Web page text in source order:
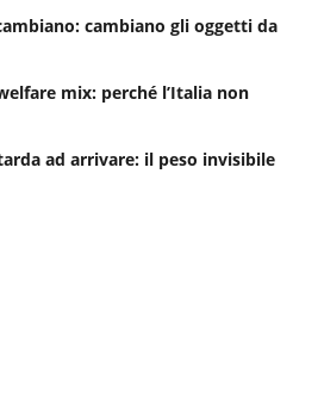
cambiano gli oggetti da
mix: perché l’Italia non
ad arrivare: il peso invisibile